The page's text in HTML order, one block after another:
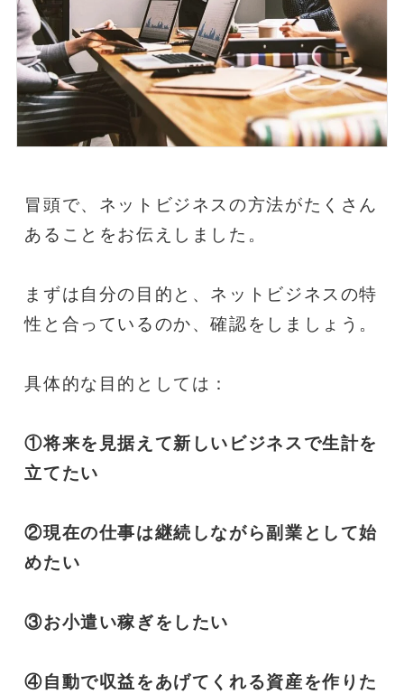
冒頭で、ネットビジネスの方法がたくさん
あることをお伝えしました。
まずは自分の目的と、ネットビジネスの特
性と合っているのか、確認をしましょう。
具体的な目的としては：
①将来を見据えて新しいビジネスで生計を
立てたい
②現在の仕事は継続しながら副業として始
めたい
③お小遣い稼ぎをしたい
④自動で収益をあげてくれる資産を作りた